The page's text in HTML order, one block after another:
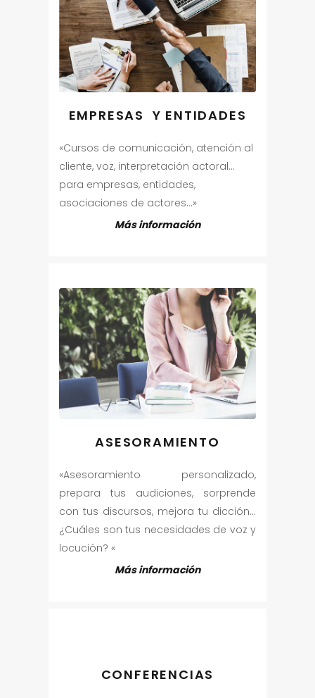
EMPRESAS Y ENTIDADES
«Cursos de comunicación, atención al
cliente, voz, interpretación actoral…
para empresas, entidades,
asociaciones de actores…»
Más información
ASESORAMIENTO
«Asesoramiento personalizado,
prepara tus audiciones, sorprende
con tus discursos, mejora tu dicción…
¿Cuáles son tus necesidades de voz y
locución? «
Más información
CONFERENCIAS